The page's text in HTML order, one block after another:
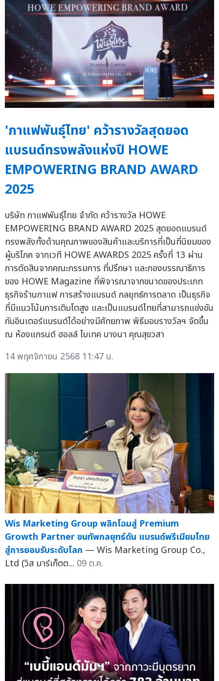
'กาแฟพันธุ์ไทย' คว้ารางวัลสุดยอด
แบรนด์ทรงพลังแห่งปี HOWE
EMPOWERING BRAND AWARD
2025
บริษัท กาแฟพันธุ์ไทย จำกัด คว้ารางวัล HOWE
EMPOWERING BRAND AWARD 2025 สุดยอดแบรนด์
ทรงพลังทั้งด้านคุณภาพของสินค้าและบริการที่เป็นที่นิยมของ
ผู้บริโภค จากเวที HOWE AWARDS 2025 ครั้งที่ 13 ผ่าน
การตัดสินจากคณะกรรมการ ที่ปรึกษา และกองบรรณาธิการ
ของ HOWE Magazine ที่พิจารณาจากขนาดของประเภท
ธุรกิจร้านกาแฟ การสร้างแบรนด์ กลยุทธ์การตลาด เป็นธุรกิจ
ที่มีแนวโน้มการเติบโตสูง และเป็นแบรนด์ไทยที่สามารถแข่งขัน
กับอินเตอร์แบรนด์ได้อย่างมีศักยภาพ พิธีมอบรางวัลฯ จัดขึ้น
ณ ห้องแกรนด์ ฮอลล์ ไบเทค บางนา คุณสุขวสา
14 พฤศจิกายน 2568 11:47 น.
Wis Marketing Group พลิกโฉมสู่ Premium
Growth Partner ขนทัพกลยุทธ์ดัน แบรนด์พรีเมียมไทย
สู่การยอมรับระดับโลก — Wis Marketing Group Co.,
Ltd (วิส มาร์เก็ตต... 09 ต.ค.